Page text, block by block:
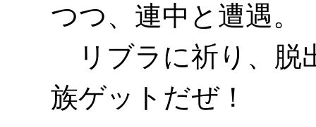
つつ、連中と遭遇。
リブラに祈り、脱
族ゲットだぜ！